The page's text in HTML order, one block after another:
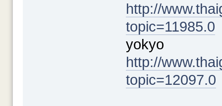
http://
topic=11985.0
yokyo
http://
topic=12097.0